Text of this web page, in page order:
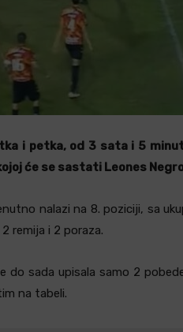
i petka, od 3 sata i 5
će se sastati Leones
nalazi na 8. poziciji, sa
remija i 2 poraza.
do sada upisala samo 2
na tabeli.